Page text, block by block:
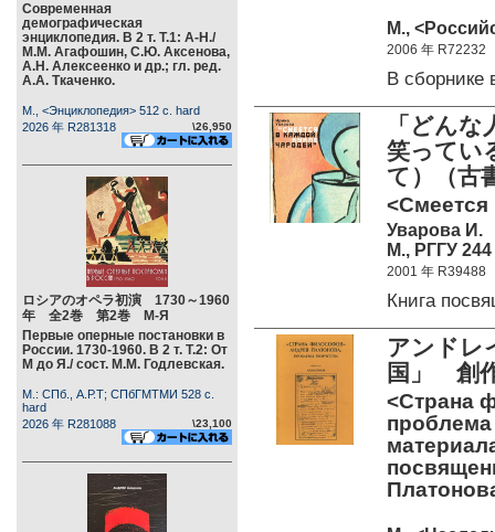
Современная
демографическая
энциклопедия. В 2 т. Т.1: А-Н./
М.М. Агафошин, С.Ю. Аксенова,
А.Н. Алексеенко и др.; гл. ред.
А.А. Ткаченко.
М., <Энциклопедия> 512 c. hard
2026 年 R281318
\26,950
ロシアのオペラ初演 1730～1960
年 全2巻 第2巻 М-Я
Первые оперные постановки в
России. 1730-1960. В 2 т. Т.2: От
М до Я./ сост. М.М. Годлевская.
М.: СПб., А.Р.Т; СПбГМТМИ 528 c.
hard
2026 年 R281088
\23,100
М.,
2006 年 R72232
В сборнике
「どん
笑ってい
て）（古
<Смеется
Уварова И.
М., РГГУ
2001 年 R39488
Книга
アンドレ
国」 創
<Страна